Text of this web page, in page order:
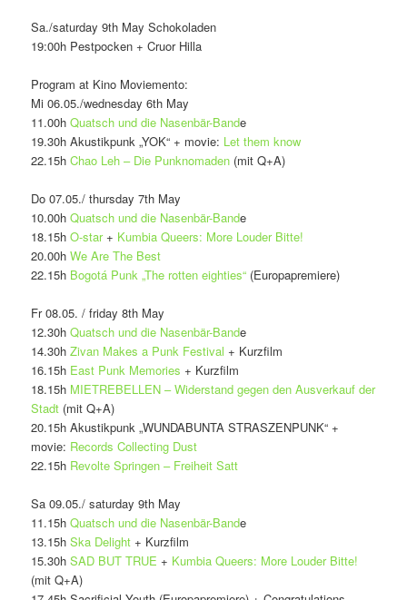
Sa./saturday 9th May Schokoladen
19:00h Pestpocken + Cruor Hilla
Program at Kino Moviemento:
Mi 06.05./wednesday 6th May
11.00hQuatsch und die Nasenbär-Bande
19.30h Akustikpunk „YOK“ + movie: Let them know
22.15hChao Leh – Die Punknomaden (mit Q+A)
Do 07.05./ thursday 7th May
10.00hQuatsch und die Nasenbär-Bande
18.15hO-star+ Kumbia Queers: More Louder Bitte!
20.00hWe Are The Best
22.15h Bogotá Punk „The rotten eighties“ (Europapremiere)
Fr 08.05. / friday 8th May
12.30hQuatsch und die Nasenbär-Bande
14.30hZivan Makes a Punk Festival + Kurzfilm
16.15h East Punk Memories + Kurzfilm
18.15h MIETREBELLEN – Widerstand gegen den Ausverkauf der
Stadt (mit Q+A)
20.15h Akustikpunk „WUNDABUNTA STRASZENPUNK“ +
movie: Records Collecting Dust
22.15h Revolte Springen – Freiheit Satt
Sa 09.05./ saturday 9th May
11.15hQuatsch und die Nasenbär-Bande
13.15hSka Delight + Kurzfilm
15.30hSAD BUT TRUE + Kumbia Queers: More Louder Bitte!
(mit Q+A)